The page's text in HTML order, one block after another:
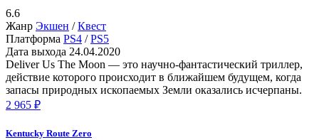
6.6
Жанр Экшен /Квест
Платформа PS4 /PS5
Дата выхода 24.04.2020
Deliver Us The Moon — это научно-фантастический триллер,
действие которого происходит в ближайшем будущем, когда
запасы природных ископаемых Земли оказались исчерпаны.
2 965 ₽
Kentucky Route Zero